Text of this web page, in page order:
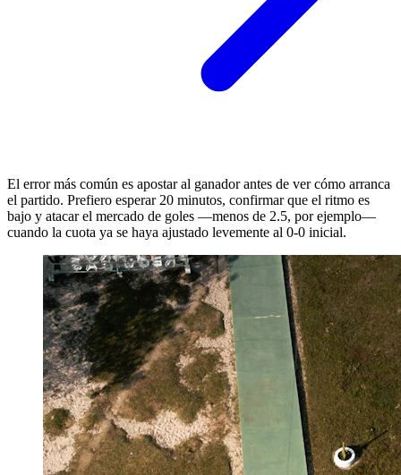
El error más común es apostar al ganador antes de ver cómo arranca
el partido. Prefiero esperar 20 minutos, confirmar que el ritmo es
bajo y atacar el mercado de goles —menos de 2.5, por ejemplo—
cuando la cuota ya se haya ajustado levemente al 0-0 inicial.